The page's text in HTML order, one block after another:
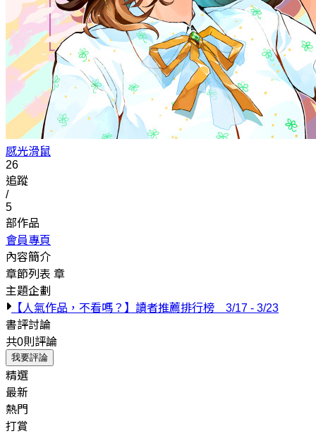
感光滑鼠
26
追蹤
/
5
部作品
會員專頁
內容簡介
章節列表 章
主題企劃
【人氣作品，不看嗎？】讀者推薦排行榜 3/17 - 3/23
書評討論
共0則評論
我要評論
精選
最新
熱門
打賞